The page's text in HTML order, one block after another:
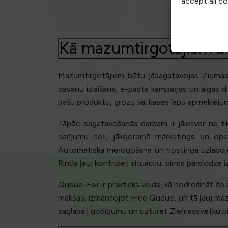
Kā mazumtirgotājiem
Mazumtirgotājiem būtu jāsagatavojas
dāvanu izlaišana, e-pasta kampaņas un algas
pašu produktu, grozu vai kases lapu
Tāpēc sagatavošanās darbam ir jāietver ne
darījumu ceļi, jākoordinē mārketings un
Automātiskā mērogošana un hostinga
Rinda ļauj kontrolēt situāciju, pirms pārslodze
Queue-Fair ir praktisks veids, kā nodrošināt
maksas, izmantojot Free Queue, un tā ļauj
saglabāt godīgumu un uzturēt Ziemassvētku